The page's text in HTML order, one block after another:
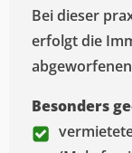
Bei dieser
erfolgt die
Besonders